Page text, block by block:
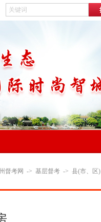
督考网 -> 基层督考 -> 县(市、区)